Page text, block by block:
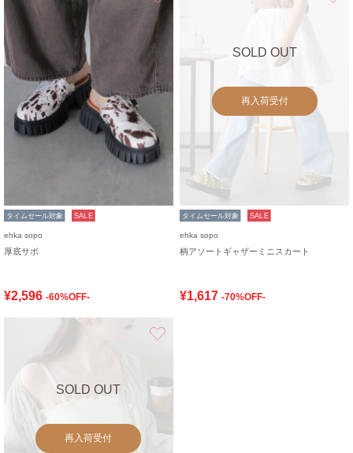
タイムセール対象 SALE
ehka sopo
厚底サボ
¥2,596 -60%OFF-
SOLD OUT
再入荷受付
タイムセール対象 SALE
ehka sopo
柄アソートギャザーミニスカート
¥1,617 -70%OFF-
SOLD OUT
再入荷受付